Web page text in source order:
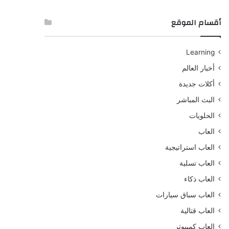
أقسام الموقع
Learning
أخبار العالم
أكلات جديدة
البث المباشر
الحلويات
العاب
العاب استراتيجية
العاب تسلية
العاب ذكاء
العاب سباق سيارات
العاب قتالية
العاب كمبيوتر